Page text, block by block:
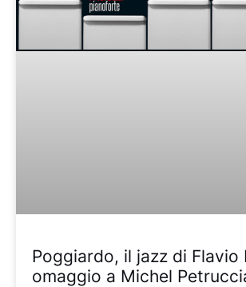
Poggiardo, il jazz di Flavio
omaggio a Michel